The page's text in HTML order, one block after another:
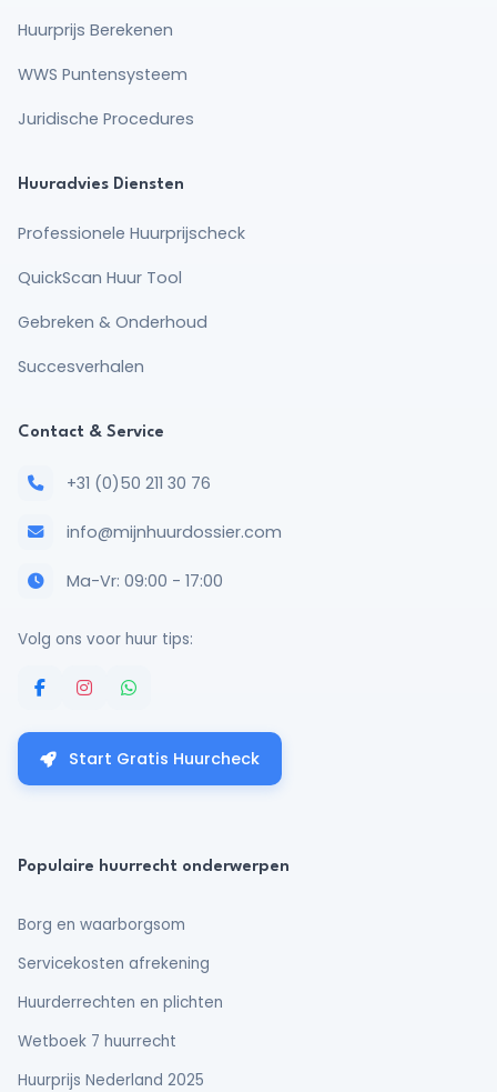
Huurprijs Berekenen
WWS Puntensysteem
Juridische Procedures
Huuradvies Diensten
Professionele Huurprijscheck
QuickScan Huur Tool
Gebreken & Onderhoud
Succesverhalen
Contact & Service
+31 (0)50 211 30 76
info@mijnhuurdossier.com
Ma-Vr: 09:00 - 17:00
Volg ons voor huur tips:
Start Gratis Huurcheck
Populaire huurrecht onderwerpen
Borg en waarborgsom
Servicekosten afrekening
Huurderrechten en plichten
Wetboek 7 huurrecht
Huurprijs Nederland 2025